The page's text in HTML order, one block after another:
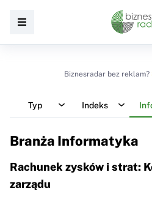
Biznesradar bez reklam?
Typ Indeks
Branża Informatyka
Rachunek zysków i strat:
zarządu